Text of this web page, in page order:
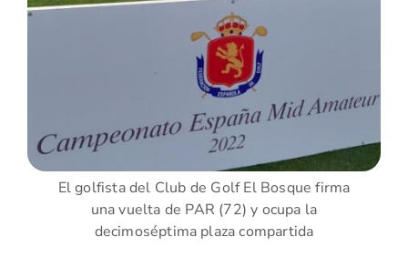
El golfista del Club de Golf El Bosque firma
una vuelta de PAR (72) y ocupa la
decimoséptima plaza compartida